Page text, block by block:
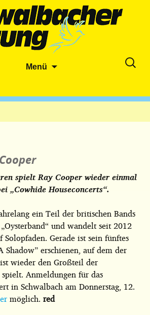
Menü
Suche
spielt Ray Cooper wieder einmal
„Cowhide Houseconcerts“.
ein Teil der britischen Bands
und wandelt seit 2012
Gerade ist sein fünftes
Shadow” erschienen, auf dem der
wieder den Großteil der
Anmeldungen für das
in Schwalbach am Donnerstag, 12.
möglich. red